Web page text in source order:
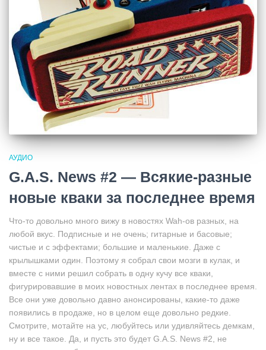
АУДИО
G.A.S. News #2 — Всякие-разные
новые кваки за последнее время
Что-то довольно много вижу в новостях Wah-ов разных, на
любой вкус. Подписные и не очень; гитарные и басовые;
чистые и с эффектами; большие и маленькие. Даже с
крылышками один. Поэтому я собрал свои мозги в кулак, и
вместе с ними решил собрать в одну кучу все кваки,
фигурировавшие в моих новостных лентах в последнее время.
Все они уже довольно давно анонсированы, какие-то даже
появились в продаже, но в целом еще довольно редкие.
Смотрите, мотайте на ус, любуйтесь или удивляйтесь демкам,
ну и все такое. Да, и пусть это будет G.A.S. News #2, не